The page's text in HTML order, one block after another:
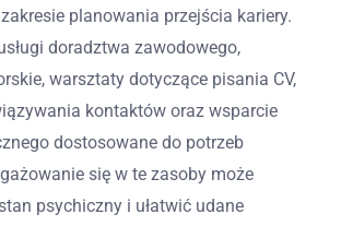
planowania przejścia kariery.
doradztwa zawodowego,
warsztaty dotyczące pisania CV,
kontaktów oraz wsparcie
dostosowane do potrzeb
się w te zasoby może
psychiczny i ułatwić udane